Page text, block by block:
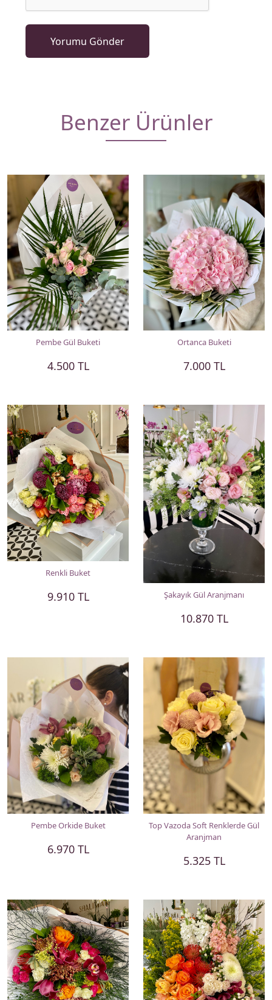
Benzer Ürünler
Pembe Gül Buketi
4.500 TL
Ortanca Buketi
7.000 TL
Renkli Buket
9.910 TL Şakayık Gül Aranjmanı
10.870 TL
Pembe Orkide Buket
6.970 TL
Top Vazoda Soft Renklerde Gül
Aranjman
5.325 TL